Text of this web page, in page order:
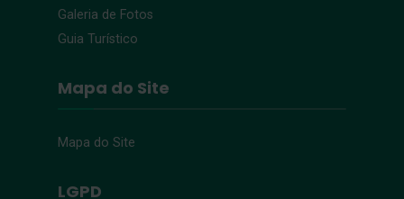
Galeria de Fotos
Guia Turístico
Mapa do Site
Mapa do Site
LGPD